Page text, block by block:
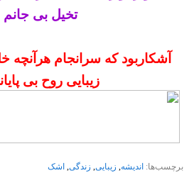
تخیل بی جانم
آشکاربود که سرانجام
زیبایی روح بی
برچسب‌ها: اندیشه, زیبایی, زندگی, اشک